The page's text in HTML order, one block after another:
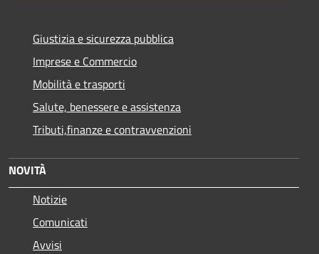
Giustizia e sicurezza pubblica
Imprese e Commercio
Mobilità e trasporti
Salute, benessere e assistenza
Tributi,finanze e contravvenzioni
NOVITÀ
Notizie
Comunicati
Avvisi